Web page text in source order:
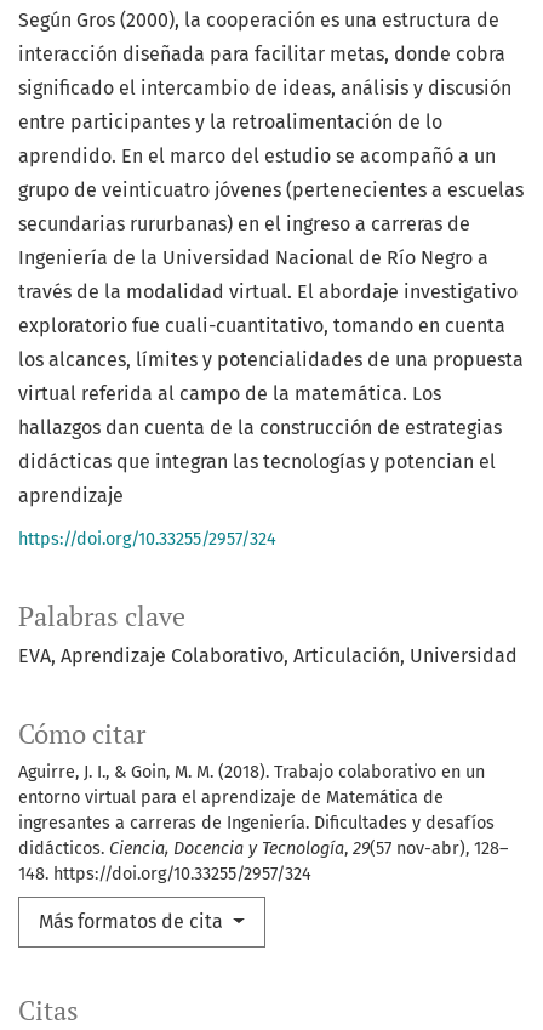
Palabras clave
EVA Aprendizaje Colaborativo Articulación Universidad
Cómo citar
Aguirre, J. I., & Goin, M. M. (2018). Trabajo colaborativo en un
entorno virtual para el aprendizaje de Matemática de
ingresantes a carreras de Ingeniería. Dificultades y desafíos
didácticos. Ciencia, Docencia y Tecnología, 29(57 nov-abr), 128–
148. https://doi.org/10.33255/2957/324
Más formatos de cita
Según Gros (2000), la cooperación es una estructura de
interacción diseñada para facilitar metas, donde cobra
significado el intercambio de ideas, análisis y discusión
entre participantes y la retroalimentación de lo
aprendido. En el marco del estudio se acompañó a un
grupo de veinticuatro jóvenes (pertenecientes a escuelas
secundarias rururbanas) en el ingreso a carreras de
Ingeniería de la Universidad Nacional de Río Negro a
través de la modalidad virtual. El abordaje investigativo
exploratorio fue cuali-cuantitativo, tomando en cuenta
los alcances, límites y potencialidades de una propuesta
virtual referida al campo de la matemática. Los
hallazgos dan cuenta de la construcción de estrategias
didácticas que integran las tecnologías y potencian el
aprendizaje
https://doi.org/10.33255/2957/324
Citas